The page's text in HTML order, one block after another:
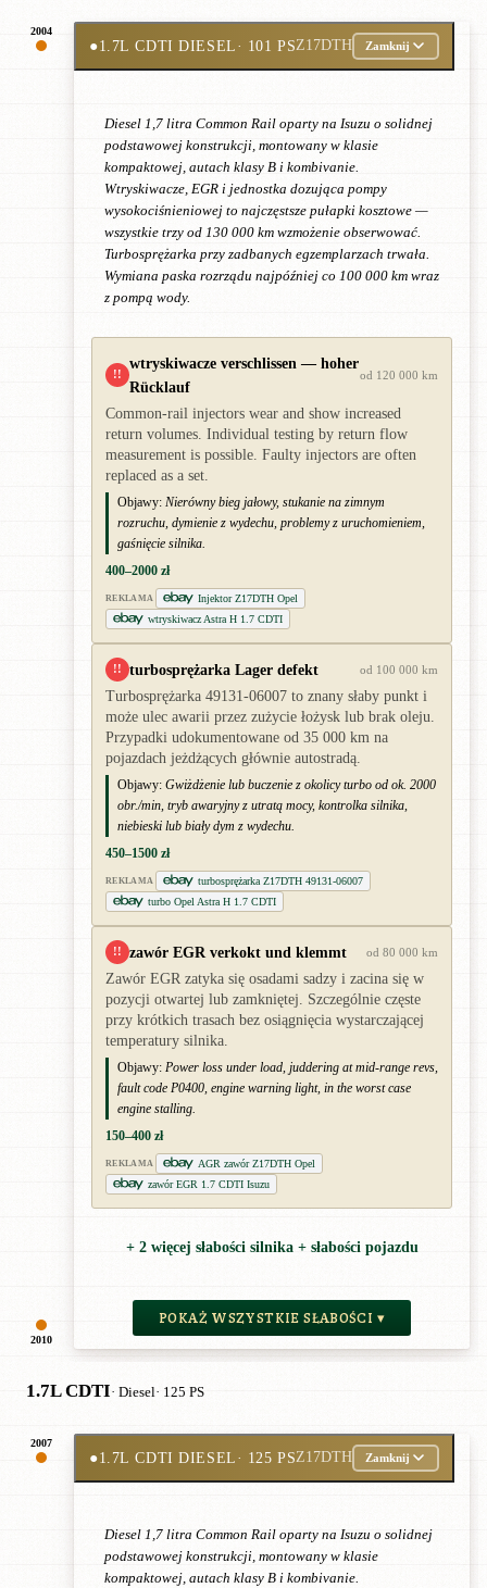
2004
2010
●1.7L CDTI DIESEL· 101 PSZ17DTH Zamknij
Diesel 1,7 litra Common Rail oparty na Isuzu o solidnej
podstawowej konstrukcji, montowany w klasie
kompaktowej, autach klasy B i kombivanie.
Wtryskiwacze, EGR i jednostka dozująca pompy
wysokociśnieniowej to najczęstsze pułapki kosztowe —
wszystkie trzy od 130 000 km wzmożenie obserwować.
Turbosprężarka przy zadbanych egzemplarzach trwała.
Wymiana paska rozrządu najpóźniej co 100 000 km wraz
z pompą wody.
!!
wtryskiwacze verschlissen — hoher
Rücklauf
od 120 000 km
Common-rail injectors wear and show increased
return volumes. Individual testing by return flow
measurement is possible. Faulty injectors are often
replaced as a set.
Objawy: Nierówny bieg jałowy, stukanie na zimnym
rozruchu, dymienie z wydechu, problemy z uruchomieniem,
gaśnięcie silnika.
400–2000 zł
REKLAMA
Injektor Z17DTH Opel
wtryskiwacz Astra H 1.7 CDTI
!! turbosprężarka Lager defekt od 100 000 km
Turbosprężarka 49131-06007 to znany słaby punkt i
może ulec awarii przez zużycie łożysk lub brak oleju.
Przypadki udokumentowane od 35 000 km na
pojazdach jeżdżących głównie autostradą.
Objawy: Gwiżdżenie lub buczenie z okolicy turbo od ok. 2000
obr./min, tryb awaryjny z utratą mocy, kontrolka silnika,
niebieski lub biały dym z wydechu.
450–1500 zł
REKLAMA
turbosprężarka Z17DTH 49131-06007
turbo Opel Astra H 1.7 CDTI
!! zawór EGR verkokt und klemmt od 80 000 km
Zawór EGR zatyka się osadami sadzy i zacina się w
pozycji otwartej lub zamkniętej. Szczególnie częste
przy krótkich trasach bez osiągnięcia wystarczającej
temperatury silnika.
Objawy: Power loss under load, juddering at mid-range revs,
fault code P0400, engine warning light, in the worst case
engine stalling.
150–400 zł
REKLAMA
AGR zawór Z17DTH Opel
zawór EGR 1.7 CDTI Isuzu
+ 2 więcej słabości silnika + słabości pojazdu
POKAŻ WSZYSTKIE SŁABOŚCI ▾
1.7L CDTI· Diesel· 125 PS
2007
●1.7L CDTI DIESEL· 125 PSZ17DTH Zamknij
Diesel 1,7 litra Common Rail oparty na Isuzu o solidnej
podstawowej konstrukcji, montowany w klasie
kompaktowej, autach klasy B i kombivanie.